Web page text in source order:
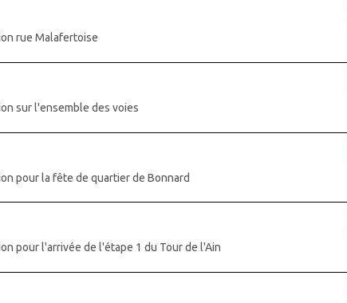
rue Malafertoise
sur l'ensemble des voies
pour la fête de quartier de Bonnard
pour l'arrivée de l'étape 1 du Tour de l'Ain